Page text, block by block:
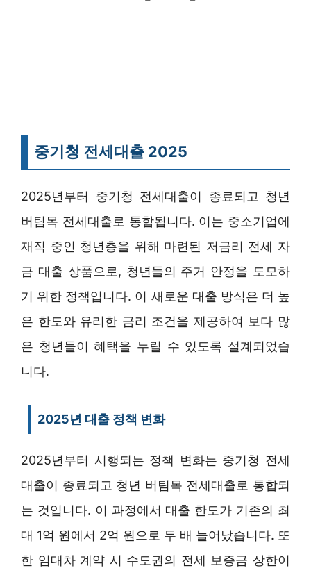
중기청 전세대출 2025
2025년부터 중기청 전세대출이 종료되고 청년
버팀목 전세대출로 통합됩니다. 이는 중소기업에
재직 중인 청년층을 위해 마련된 저금리 전세 자
금 대출 상품으로, 청년들의 주거 안정을 도모하
기 위한 정책입니다. 이 새로운 대출 방식은 더 높
은 한도와 유리한 금리 조건을 제공하여 보다 많
은 청년들이 혜택을 누릴 수 있도록 설계되었습
니다.
2025년 대출 정책 변화
2025년부터 시행되는 정책 변화는 중기청 전세
대출이 종료되고 청년 버팀목 전세대출로 통합되
는 것입니다. 이 과정에서 대출 한도가 기존의 최
대 1억 원에서 2억 원으로 두 배 늘어났습니다. 또
한 임대차 계약 시 수도권의 전세 보증금 상한이